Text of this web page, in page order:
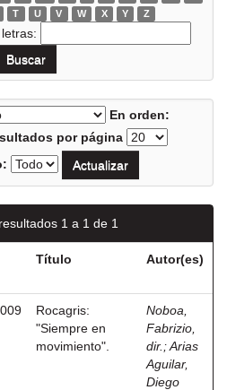
T U V W X Y Z
En orden:
por página
1 a 1 de 1
Título Autor(es)
Rocagris:
"Siempre en
movimiento".
Noboa,
Fabrizio,
dir. ;Arias
Aguilar,
Diego